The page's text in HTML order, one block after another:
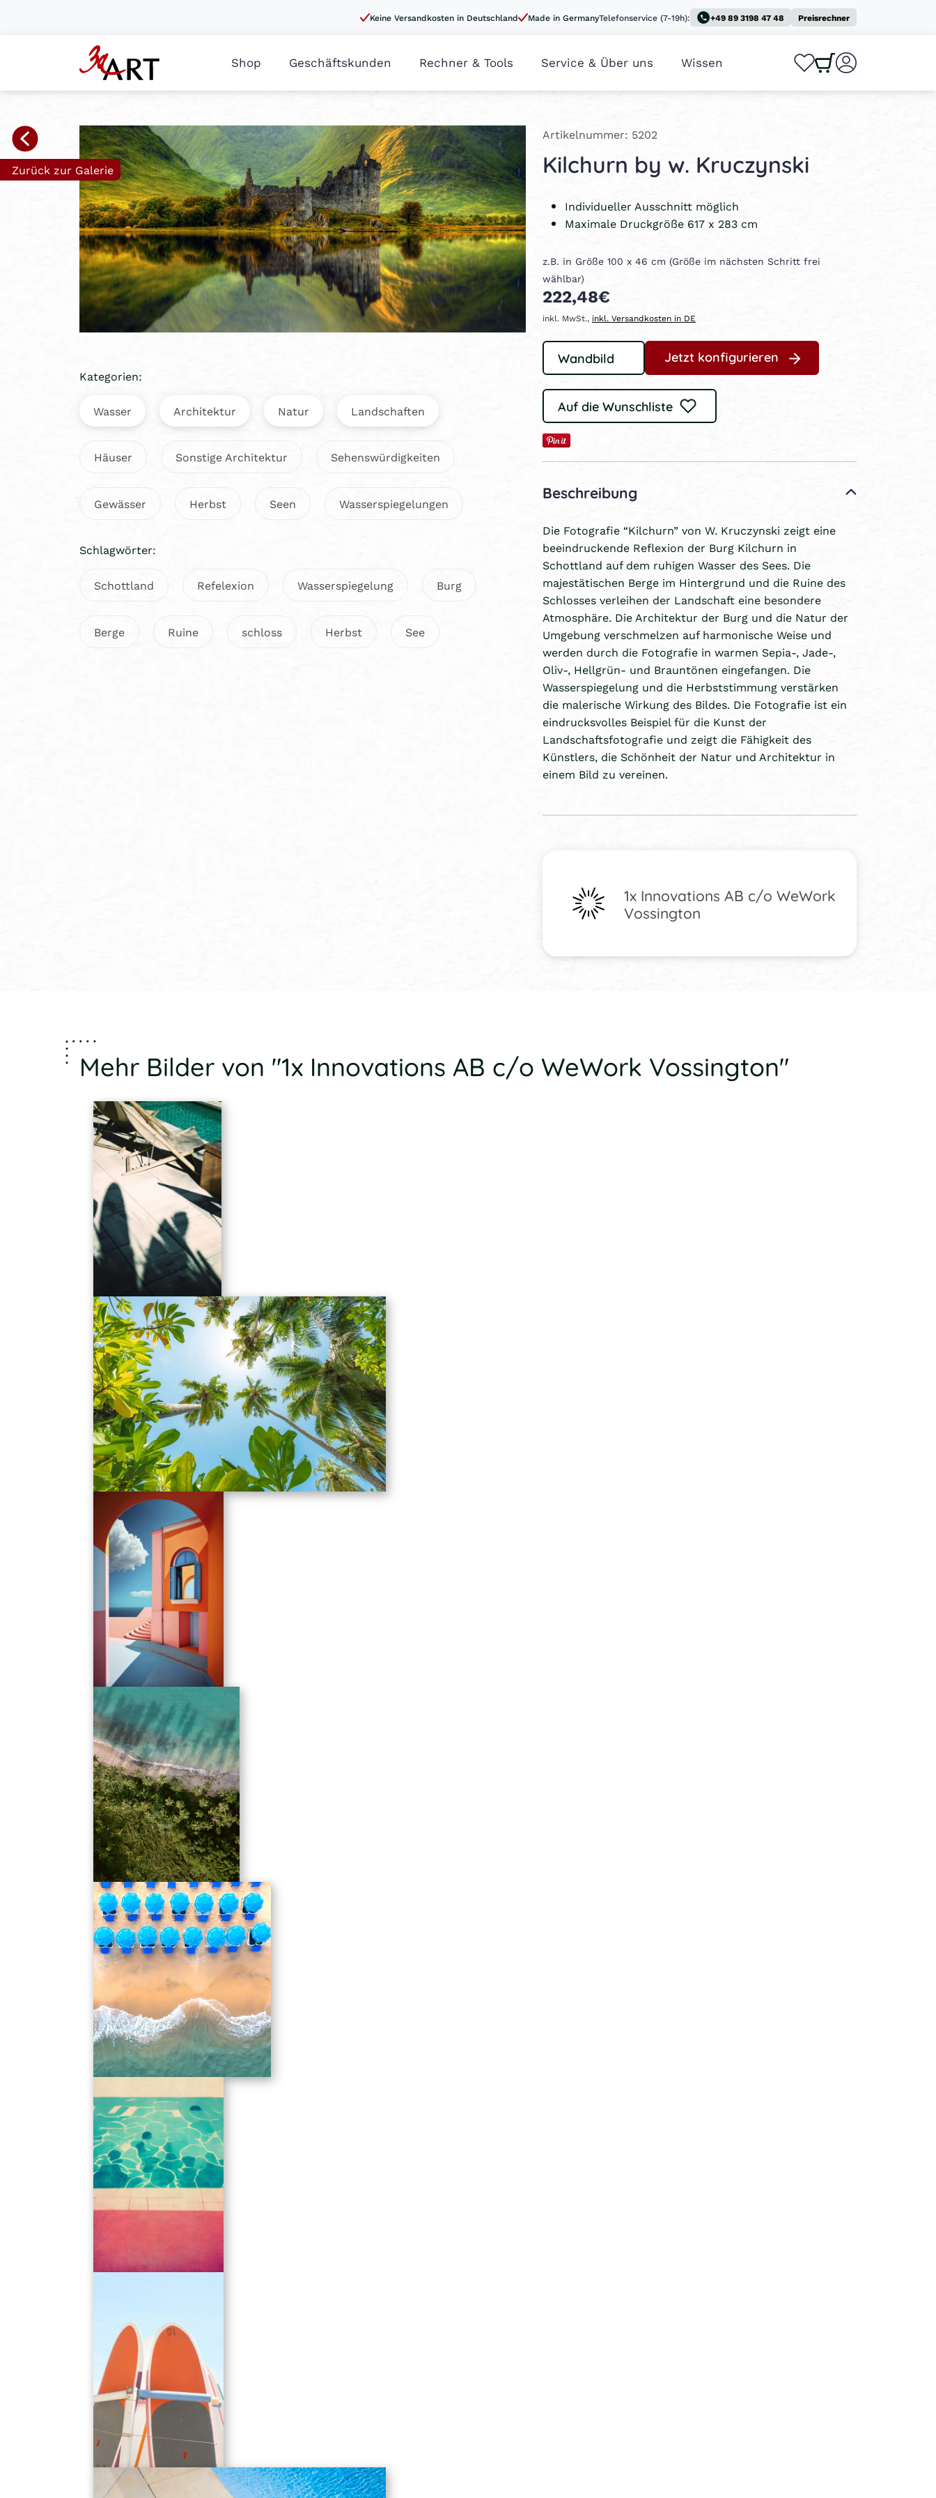
Keine Versandkosten in Deutschland Made in GermanyTelefonservice (7-19h): +49 89 3198 47 48 Preisrechner
Shop Geschäftskunden Rechner & Tools Service & Über uns Wissen 0
Zurück zur Galerie
Kategorien:
Wasser Architektur Natur Landschaften
Häuser Sonstige Architektur Sehenswürdigkeiten
Gewässer Herbst Seen Wasserspiegelungen
Schlagwörter:
Schottland Refelexion Wasserspiegelung Burg
Berge Ruine schloss Herbst See
Artikelnummer: 5202
Kilchurn by w. Kruczynski
Individueller Ausschnitt möglich
Maximale Druckgröße 617 x 283 cm
z.B. in Größe 100 x 46 cm (Größe im nächsten Schritt frei
wählbar)
222,48€
inkl. MwSt., inkl. Versandkosten in DE
Jetzt konfigurieren
Auf die Wunschliste
Beschreibung
Die Fotografie “Kilchurn” von W. Kruczynski zeigt eine
beeindruckende Reflexion der Burg Kilchurn in
Schottland auf dem ruhigen Wasser des Sees. Die
majestätischen Berge im Hintergrund und die Ruine des
Schlosses verleihen der Landschaft eine besondere
Atmosphäre. Die Architektur der Burg und die Natur der
Umgebung verschmelzen auf harmonische Weise und
werden durch die Fotografie in warmen Sepia-, Jade-,
Oliv-, Hellgrün- und Brauntönen eingefangen. Die
Wasserspiegelung und die Herbststimmung verstärken
die malerische Wirkung des Bildes. Die Fotografie ist ein
eindrucksvolles Beispiel für die Kunst der
Landschaftsfotografie und zeigt die Fähigkeit des
Künstlers, die Schönheit der Natur und Architektur in
einem Bild zu vereinen.
1x Innovations AB c/o WeWork
Vossington
Mehr Bilder von "1x Innovations AB c/o WeWork Vossington"